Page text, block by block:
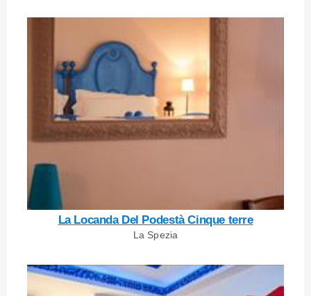
La Locanda Del Podestà Cinque terre
La Spezia